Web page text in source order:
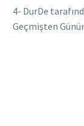
4- DurDe
Geçmişten